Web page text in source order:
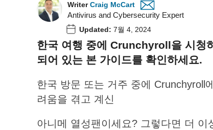
Writer Craig McCart
Antivirus and Cybersecurity Expert
Updated: 7월 4, 2024
한국 여행 중에 Crunchyroll을 시청
되어 있는 본 가이드를 확인하세요.
한국 방문 또는 거주 중에 Crunchyroll
려움을 겪고 계신
아니메 열성팬이세요? 그렇다면 더